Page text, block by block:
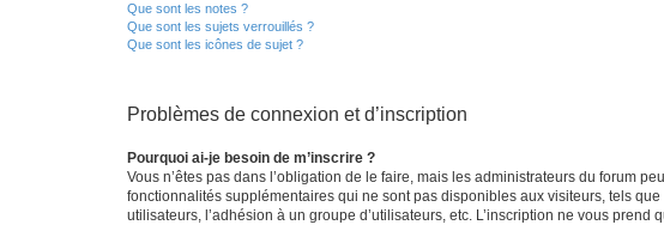
Que sont les notes ?
Que sont les sujets verrouillés ?
Que sont les icônes de sujet ?
Problèmes de connexion et d’inscription
Pourquoi ai-je besoin de m’inscrire ?
Vous n’êtes pas dans l’obligation de le faire, mais les administrateurs du forum
fonctionnalités supplémentaires qui ne sont pas disponibles aux visiteurs, tels
utilisateurs, l’adhésion à un groupe d’utilisateurs, etc. L’inscription ne vous prend